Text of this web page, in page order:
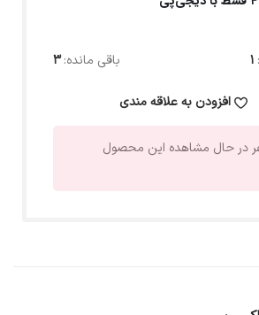
1 باقی مانده:3
افزودن به علاقه مندی
در حال مشاهده این محصول